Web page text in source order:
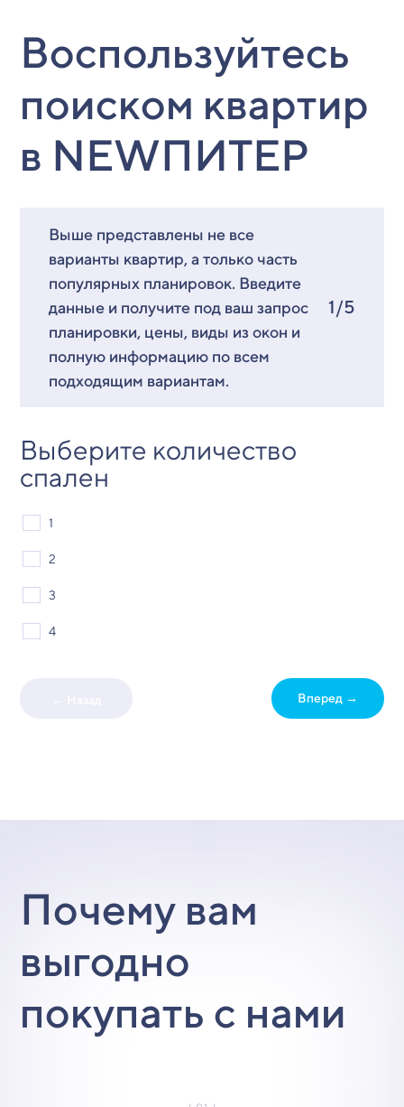
Воспользуйтесь
поиском квартир
в NEWПИТЕР
Выше представлены не все
варианты квартир, а только часть
популярных планировок. Введите
данные и получите под ваш запрос
планировки, цены, виды из окон и
полную информацию по всем
подходящим вариантам.
1/5
Выберите количество
спален
1
2
3
4
Вперед →
Почему вам
выгодно
покупать с нами